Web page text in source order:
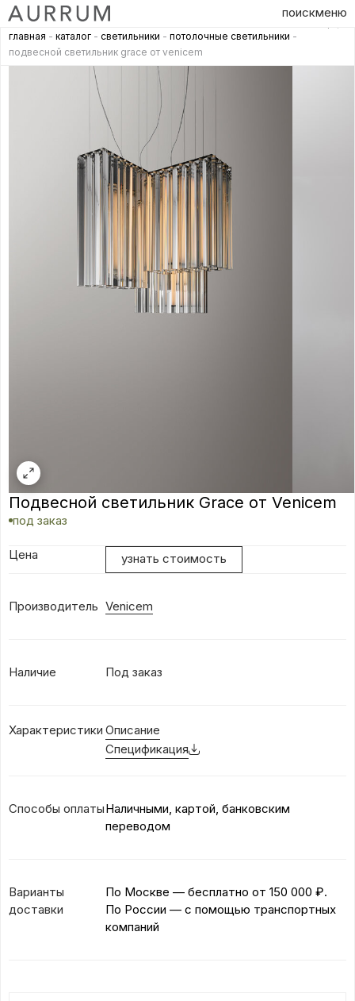
поискменю
главная - каталог - светильники - потолочные светильники -
подвесной светильник grace от venicem
Подвесной светильник Grace от Venicem
под заказ
Цена узнать стоимость
Производитель Venicem
Наличие Под заказ
Характеристики Описание
Спецификация
Способы оплатыНаличными, картой, банковским
переводом
Варианты
доставки
По Москве — бесплатно от 150 000 ₽.
По России — с помощью транспортных
компаний